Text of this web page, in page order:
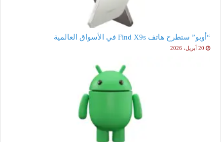
“أوبو” ستطرح هاتف Find X9s في الأسواق العالمية
20 أبريل، 2026